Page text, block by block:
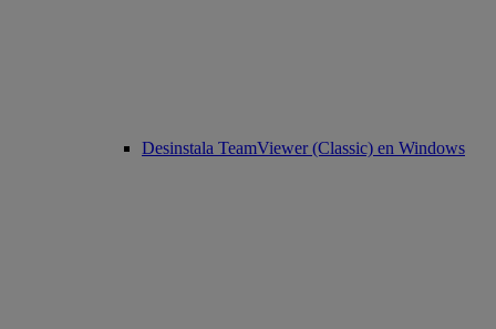
Desinstala TeamViewer (Classic) en Windows